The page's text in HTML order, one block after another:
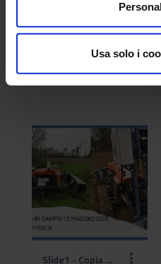
Usa solo i
Slide1 - Copia (16).jpg